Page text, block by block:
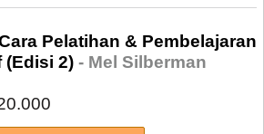
Pelatihan & Pembelajaran
(Edisi 2) - Mel Silberman